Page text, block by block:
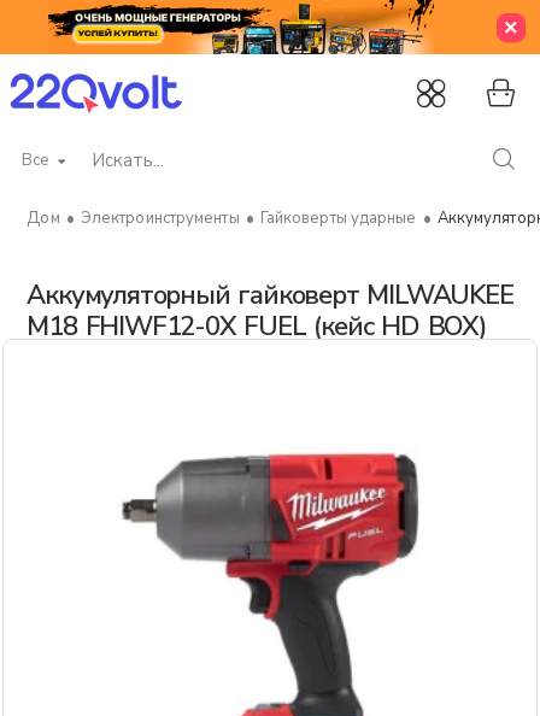
Все
Искать...
Аккумуляторный гайковерт MILWAUKEE
M18 FHIWF12-0X FUEL (кейс HD BOX)
Электроинструменты Гайковерты ударные